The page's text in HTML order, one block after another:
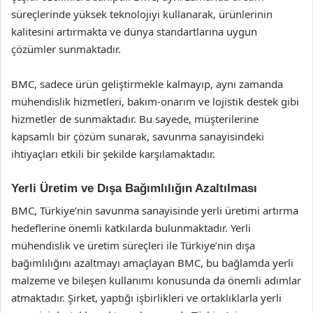
süreçlerinde yüksek teknolojiyi kullanarak, ürünlerinin
kalitesini artırmakta ve dünya standartlarına uygun
çözümler sunmaktadır.
BMC, sadece ürün geliştirmekle kalmayıp, aynı zamanda
mühendislik hizmetleri, bakım-onarım ve lojistik destek gibi
hizmetler de sunmaktadır. Bu sayede, müşterilerine
kapsamlı bir çözüm sunarak, savunma sanayisindeki
ihtiyaçları etkili bir şekilde karşılamaktadır.
Yerli Üretim ve Dışa Bağımlılığın Azaltılması
BMC, Türkiye’nin savunma sanayisinde yerli üretimi artırma
hedeflerine önemli katkılarda bulunmaktadır. Yerli
mühendislik ve üretim süreçleri ile Türkiye’nin dışa
bağımlılığını azaltmayı amaçlayan BMC, bu bağlamda yerli
malzeme ve bileşen kullanımı konusunda da önemli adımlar
atmaktadır. Şirket, yaptığı işbirlikleri ve ortaklıklarla yerli